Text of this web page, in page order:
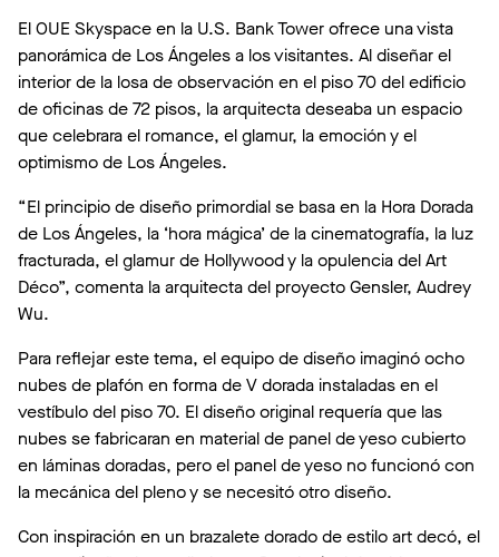
El OUE Skyspace en la U.S. Bank Tower ofrece una vista
panorámica de Los Ángeles a los visitantes. Al diseñar el
interior de la losa de observación en el piso 70 del edificio
de oficinas de 72 pisos, la arquitecta deseaba un espacio
que celebrara el romance, el glamur, la emoción y el
optimismo de Los Ángeles.
“El principio de diseño primordial se basa en la Hora Dorada
de Los Ángeles, la ‘hora mágica’ de la cinematografía, la luz
fracturada, el glamur de Hollywood y la opulencia del Art
Déco”, comenta la arquitecta del proyecto Gensler, Audrey
Wu.
Para reflejar este tema, el equipo de diseño imaginó ocho
nubes de plafón en forma de V dorada instaladas en el
vestíbulo del piso 70. El diseño original requería que las
nubes se fabricaran en material de panel de yeso cubierto
en láminas doradas, pero el panel de yeso no funcionó con
la mecánica del pleno y se necesitó otro diseño.
Con inspiración en un brazalete dorado de estilo art decó, el